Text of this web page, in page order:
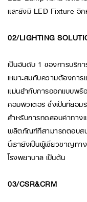
และยังมี LED Fixture อี
02/LIGHTING
เป็นอันดับ 1 ของการบริก
เหมาะสมกับความต้องกา
แม่นยำกับการออกแบบพร้
คอมพิวเตอร์ ซึ่งเป็นที่ยอ
สำหรับการทดสอบค่าทาง
ผลิตภัณฑ์ที่สามารถตอบส
นี้เรายังเป็นผู้เชี่ยวชาญท
โรงพยาบาล เป็นต้น
03/CSR&CRM